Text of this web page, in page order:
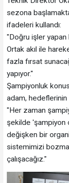
sezona
ifadeleri kullandı:
"Doğru işler
Ortak akıl ile
fazla fırsat
yapıyor."
Şampiyonluk
adam,
"Her zaman
şekilde 'şampiyon
değişken bir
sistemimizi
çalışacağız."